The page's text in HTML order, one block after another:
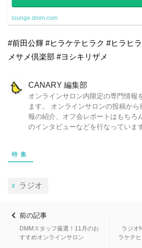
lounge.dmm.com
#前田公輝 #ヒラケテヒラク #ヒラヒ
メサメ倶楽部 #ヨシキリザメ
CANARY 編集部
オンラインサロン内限定の専門情報
ます。 オンラインサロンの投稿か
報の紹介、オフ会レポートはもちろ
のインタビューなどを行なっています
特集
ラジオ
前の記事
DMMスタッフ厳選！11月のお
すすめオンラインサロン
ラジオ
ラケテ